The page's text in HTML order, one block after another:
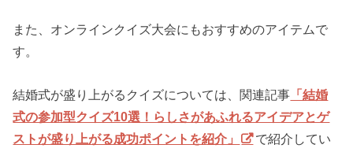
また、オンラインクイズ大会にもおすすめのアイテムで
す。
結婚式が盛り上がるクイズについては、関連記事 「結婚
式の参加型クイズ10選！らしさがあふれるアイデアとゲ
ストが盛り上がる成功ポイントを紹介」
で紹介してい